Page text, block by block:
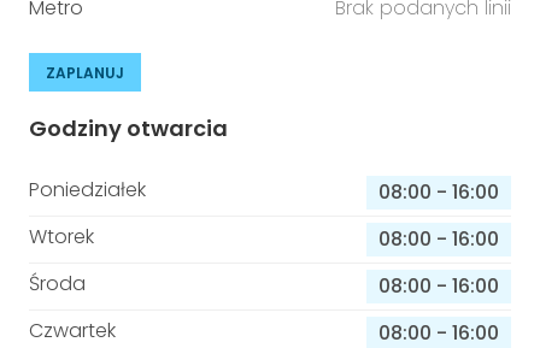
Metro
Brak podanych linii
ZAPLANUJ
Godziny otwarcia
Poniedziałek 08:00 - 16:00
Wtorek
08:00 - 16:00
Środa
08:00 - 16:00
Czwartek
08:00 - 16:00